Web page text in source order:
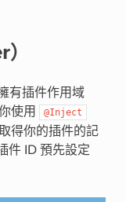
有插件作用域
使用
@Inject
得你的插件的記
件 ID 預先設定